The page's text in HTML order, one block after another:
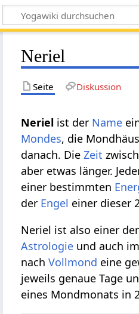
Neriel
Seite Diskussion
Neriel ist der Name
Mondes, die
danach. DieZeit
aber etwas länger.
einer bestimmten
der Engel einer dieser
Neriel ist also einer
Astrologie und auch im
nachVollmond eine
jeweils genaue Tage
eines Mondmonats in